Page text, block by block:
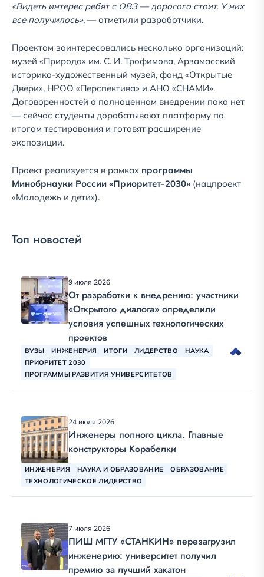
«Видеть интерес ребят с ОВЗ — дорогого стоит. У них
все получилось», — отметили разработчики.
Проектом заинтересовались несколько организаций:
музей «Природа» им. С. И. Трофимова, Арзамасский
историко-художественный музей, фонд «Открытые
Двери», НРОО «Перспектива» и АНО «СНАМИ».
Договоренностей о полноценном внедрении пока нет
— сейчас студенты дорабатывают платформу по
итогам тестирования и готовят расширение
экспозиции.
Проект реализуется в рамках программы
Минобрнауки России «Приоритет-2030» (нацпроект
«Молодежь и дети»).
Топ новостей
9 июля 2026
От разработки к внедрению: участники
«Открытого диалога» определили
условия успешных технологических
проектов
ВУЗЫ ИНЖЕНЕРИЯ ИТОГИ ЛИДЕРСТВО
НАУКА
ПРИОРИТЕТ 2030
ПРОГРАММЫ РАЗВИТИЯ УНИВЕРСИТЕТОВ
24 июля 2026
Инженеры полного цикла. Главные
конструкторы Корабелки
ИНЖЕНЕРИЯ НАУКА И ОБРАЗОВАНИЕ
ОБРАЗОВАНИЕ
ТЕХНОЛОГИЧЕСКОЕ ЛИДЕРСТВО
7 июля 2026
ПИШ МГТУ «СТАНКИН» перезагрузил
инженерию: университет получил
премию за лучший хакатон